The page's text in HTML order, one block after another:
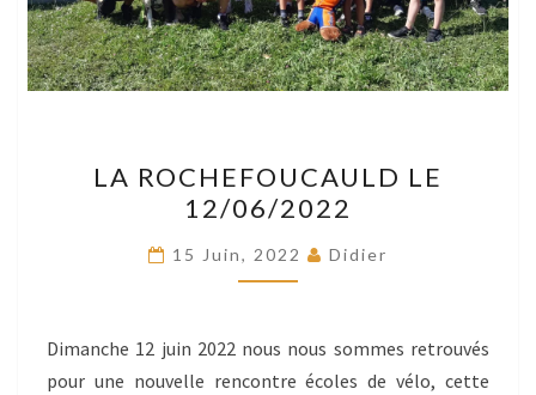
ROCHEFOUCAULD
LE
12/06/2022
LA ROCHEFOUCAULD LE
12/06/2022
15 Juin, 2022 Didier
Dimanche 12 juin 2022 nous nous sommes retrouvés
pour une nouvelle rencontre écoles de vélo, cette